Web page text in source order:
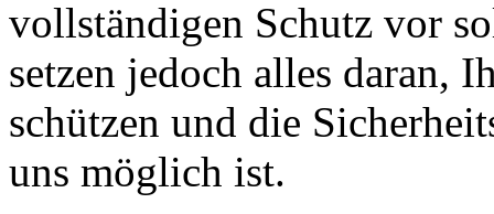
vollständigen Schutz vor
setzen jedoch alles daran,
schützen und die
uns möglich ist.